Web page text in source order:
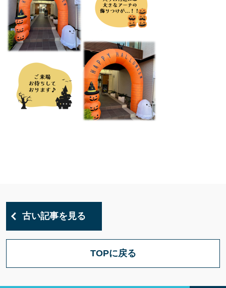
古い記事を見る
TOPに戻る